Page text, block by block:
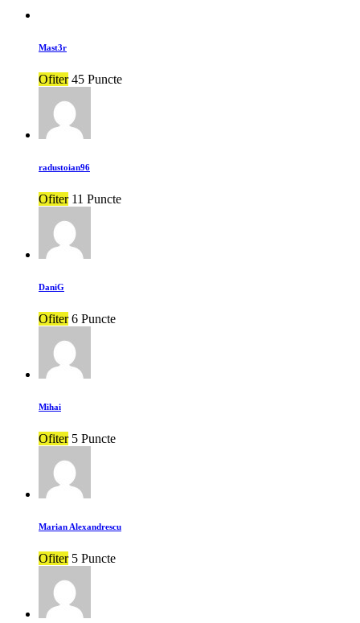
Mast3r
Ofiter 45 Puncte
radustoian96
Ofiter 11 Puncte
DaniG
Ofiter 6 Puncte
Mihai
Ofiter 5 Puncte
Marian Alexandrescu
Ofiter 5 Puncte